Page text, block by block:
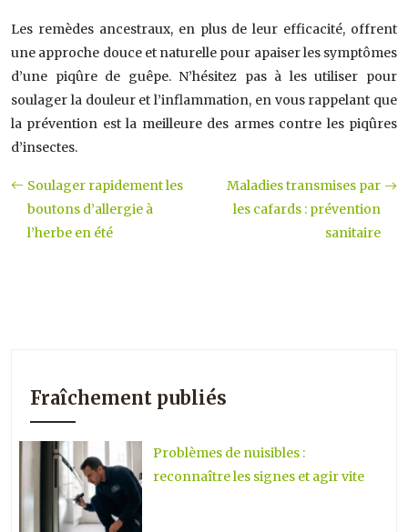
Les remèdes ancestraux, en plus de leur efficacité, offrent
une approche douce et naturelle pour apaiser les symptômes
d’une piqûre de guêpe. N’hésitez pas à les utiliser pour
soulager la douleur et l’inflammation, en vous rappelant que
la prévention est la meilleure des armes contre les piqûres
d’insectes.
Soulager rapidement les
boutons d’allergie à
l’herbe en été
Maladies transmises par
les cafards : prévention
sanitaire
Fraîchement publiés
Problèmes de nuisibles :
reconnaître les signes et agir vite